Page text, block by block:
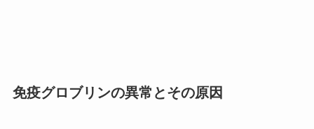
免疫グロブリンの異常とその原因